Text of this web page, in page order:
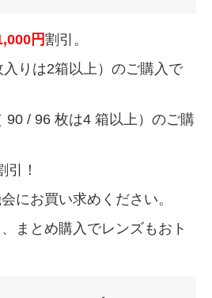
円割引。
りは2箱以上）のご購入で
90 / 96 枚は4 箱以上）のご購
引！
にお買い求めください。
まとめ購入でレンズもおト